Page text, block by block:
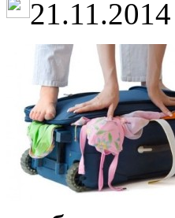
21.11.2014